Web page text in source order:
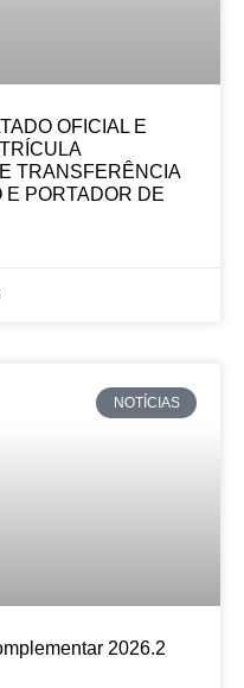
OFICIAL E
TRANSFERÊNCIA
PORTADOR DE
NOTÍCIAS
2026.2